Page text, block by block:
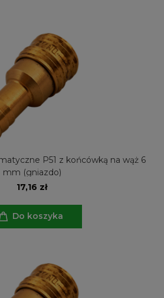
P51 z końcówką na wąż 6
mm (gniazdo)
17,16 zł
Do koszyka